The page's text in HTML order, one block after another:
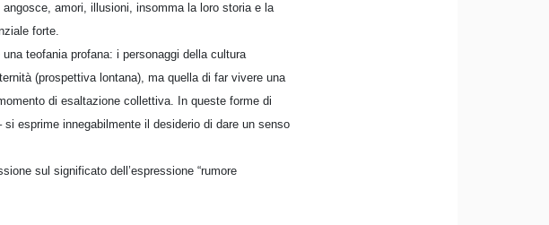
amori, illusioni, insomma la loro storia e la
forte.
teofania profana: i personaggi della cultura
(prospettiva lontana), ma quella di far vivere una
di esaltazione collettiva. In queste forme di
esprime innegabilmente il desiderio di dare un senso
sul significato dell’espressione “rumore